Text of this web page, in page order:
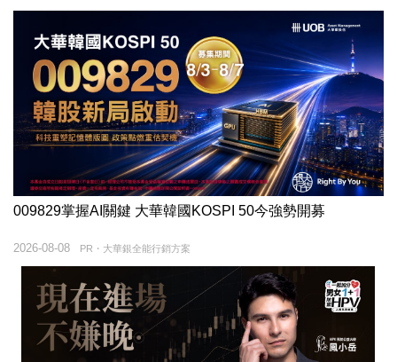
009829掌握AI關鍵 大華韓國KOSPI 50今強勢開募
PR・大華銀全能行銷方案
2026-08-08